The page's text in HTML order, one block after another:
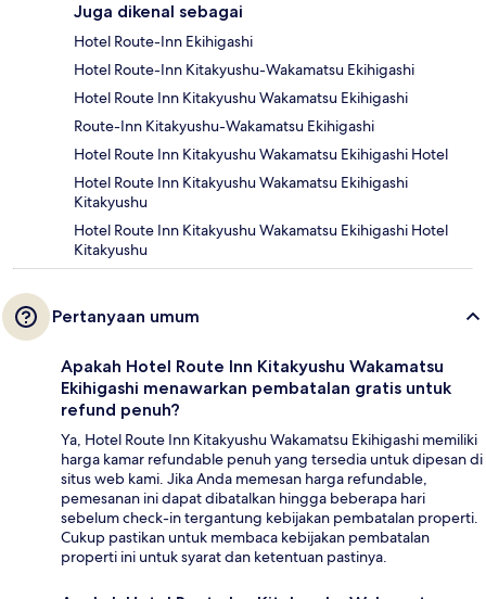
Juga dikenal sebagai
Hotel Route-Inn Ekihigashi
Hotel Route-Inn Kitakyushu-Wakamatsu Ekihigashi
Hotel Route Inn Kitakyushu Wakamatsu Ekihigashi
Route-Inn Kitakyushu-Wakamatsu Ekihigashi
Hotel Route Inn Kitakyushu Wakamatsu Ekihigashi Hotel
Hotel Route Inn Kitakyushu Wakamatsu Ekihigashi
Kitakyushu
Hotel Route Inn Kitakyushu Wakamatsu Ekihigashi Hotel
Kitakyushu
Pertanyaan umum
Apakah Hotel Route Inn Kitakyushu Wakamatsu
Ekihigashi menawarkan pembatalan gratis untuk
refund penuh?
Ya, Hotel Route Inn Kitakyushu Wakamatsu Ekihigashi memiliki
harga kamar refundable penuh yang tersedia untuk dipesan di
situs web kami. Jika Anda memesan harga refundable,
pemesanan ini dapat dibatalkan hingga beberapa hari
sebelum check-in tergantung kebijakan pembatalan properti.
Cukup pastikan untuk membaca kebijakan pembatalan
properti ini untuk syarat dan ketentuan pastinya.